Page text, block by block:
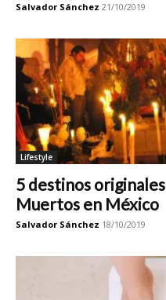
Salvador Sánchez 21/10/2019
Lifestyle
5 destinos
Muertos en México
Salvador Sánchez 18/10/2019